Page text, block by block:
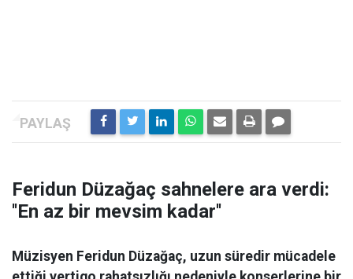
Feridun Düzağaç sahnelere ara verdi:
''En az bir mevsim kadar''
Müzisyen Feridun Düzağaç, uzun süredir mücadele